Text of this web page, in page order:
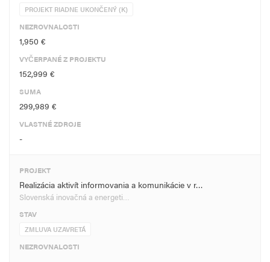
PROJEKT RIADNE UKONČENÝ (K)
NEZROVNALOSTI
1,950 €
VYČERPANÉ Z PROJEKTU
152,999 €
SUMA
299,989 €
VLASTNÉ ZDROJE
-
PROJEKT
Realizácia aktivít informovania a komunikácie v r…
Slovenská inovačná a energeti…
STAV
ZMLUVA UZAVRETÁ
NEZROVNALOSTI